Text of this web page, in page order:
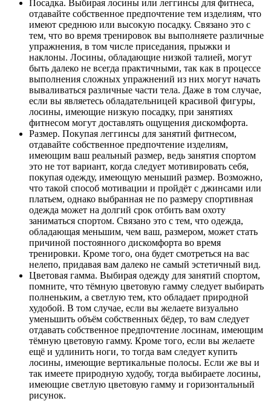
Посадка. Выбирая лосины или леггинсы для фитнеса,
отдавайте собственное предпочтение тем изделиям, что
имеют среднюю или высокую посадку. Связано это с
тем, что во время тренировок вы выполняете различные
упражнения, в том числе приседания, прыжки и
наклоны. Лосины, обладающие низкой талией, могут
быть далеко не всегда практичными, так как в процессе
выполнения сложных упражнений из них могут начать
вываливаться различные части тела. Даже в том случае,
если вы являетесь обладательницей красивой фигуры,
лосины, имеющие низкую посадку, при занятиях
фитнесом могут доставлять ощущения дискомфорта.
Размер. Покупая леггинсы для занятий фитнесом,
отдавайте собственное предпочтение изделиям,
имеющим ваш реальный размер, ведь занятия спортом
это не тот вариант, когда следует мотивировать себя,
покупая одежду, имеющую меньший размер. Возможно,
что такой способ мотивации и пройдёт с джинсами или
платьем, однако выбранная не по размеру спортивная
одежда может на долгий срок отбить вам охоту
заниматься спортом. Связано это с тем, что одежда,
обладающая меньшим, чем ваш, размером, может стать
причиной постоянного дискомфорта во время
тренировки. Кроме того, она будет смотреться на вас
нелепо, придавая вам далеко не самый эстетичный вид.
Цветовая гамма. Выбирая одежду для занятий спортом,
помните, что тёмную цветовую гамму следует выбирать
полненьким, а светлую тем, кто обладает природной
худобой. В том случае, если вы желаете визуально
уменьшить объём собственных бёдер, то вам следует
отдавать собственное предпочтение лосинам, имеющим
тёмную цветовую гамму. Кроме того, если вы желаете
ещё и удлинить ноги, то тогда вам следует купить
лосины, имеющие вертикальные полосы. Если же вы и
так имеете природную худобу, тогда выбираете лосины,
имеющие светлую цветовую гамму и горизонтальный
рисунок.